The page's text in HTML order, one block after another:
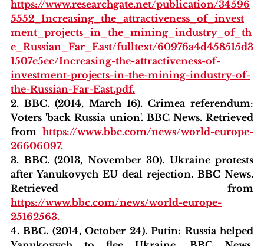
https://www.researchgate.net/publication/34596
5552_Increasing_the_attractiveness_of_invest
ment_projects_in_the_mining_industry_of_th
e_Russian_Far_East/fulltext/60976a4d458515d3
1507e5ec/Increasing-the-attractiveness-of-
investment-projects-in-the-mining-industry-of-
the-Russian-Far-East.pdf.
2. BBC. (2014, March 16). Crimea referendum:
Voters 'back Russia union'. BBC News. Retrieved
from https://www.bbc.com/news/world-europe-
26606097.
3. BBC. (2013, November 30). Ukraine protests
after Yanukovych EU deal rejection. BBC News.
https://www.bbc.com/news/world-europe-
25162563.
4. BBC. (2014, October 24). Putin: Russia helped